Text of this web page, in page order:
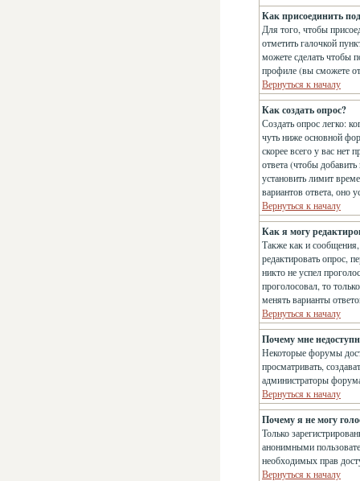
Как присоединить
Для того, чтобы
отметить галочкой
можете сделать чтобы
профиле (вы сможете
Вернуться к началу
Как создать опрос?
Создать опрос легко:
чуть ниже основной
скорее всего у вас нет
ответа (чтобы
установить лимит
вариантов ответа, оно
Вернуться к началу
Как я могу
Также как и
редактировать опрос,
никто не успел
проголосовал, то
менять варианты
Вернуться к началу
Почему мне
Некоторые форумы
просматривать,
администраторы
Вернуться к началу
Почему я не могу
Только
анонимными
необходимых прав
Вернуться к началу